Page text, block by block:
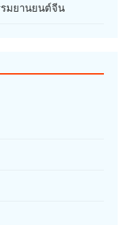
มยานยนต์จีน